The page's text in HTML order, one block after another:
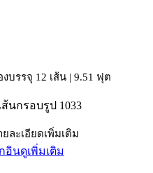
งบรรจุ 12 เส้น | 9.51 ฟุต
ส้นกรอบรูป 1033
ยละเอียดเพิ่มเติม
อินดูเพิ่มเติม